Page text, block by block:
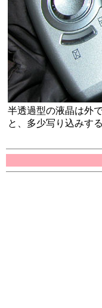
半透過型の液晶は外
と、多少写り込みす